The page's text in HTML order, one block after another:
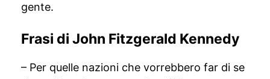
gente.
Frasi di John Fitzgerald Kennedy
– Per quelle nazioni che vorrebbero far di se